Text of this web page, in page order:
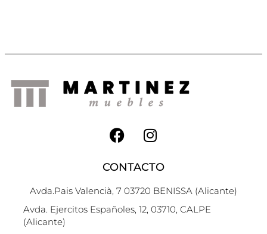
CONTACTO
Avda.Pais Valencià, 7 03720 BENISSA (Alicante)
Avda. Ejercitos Españoles, 12, 03710, CALPE
(Alicante)